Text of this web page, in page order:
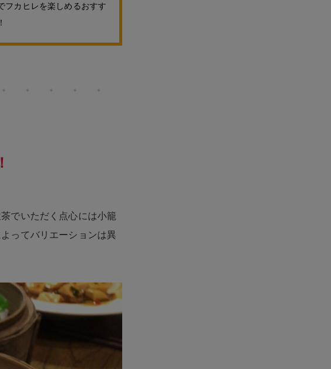
フカヒレを楽しめるおすす
でいただく点心には小籠
ってバリエーションは異